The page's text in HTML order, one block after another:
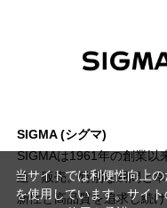
SIGMA (シグマ)
SIGMAは1961年の創業以
造・販売。特別な瞬間と
新性と高品質を追求し続
当サイトでは利便性向上
を使用しています。サイ